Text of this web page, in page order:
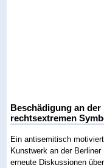
Beschädigung an
rechtsextremen
Ein antisemitisch
Kunstwerk an der
erneute Diskussionen